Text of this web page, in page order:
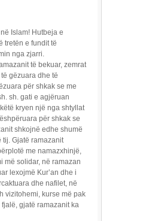
Islam! Hutbeja e
tretën e fundit të
nga zjarri.
të bekuar, zemrat
gëzuara dhe të
për shkak se me
sh. gati e agjëruan
kryen një nga shtyllat
për shkak se
shkojnë edhe shumë
tij. Gjatë ramazanit
me namazxhinjë,
më solidar, në ramazan
lexojmë Kur’an dhe i
dhe nafilet, në
vizitohemi, kurse më pak
gjatë ramazanit ka